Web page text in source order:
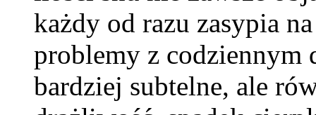
każdy od razu zasypia
problemy z codziennym
bardziej subtelne, ale